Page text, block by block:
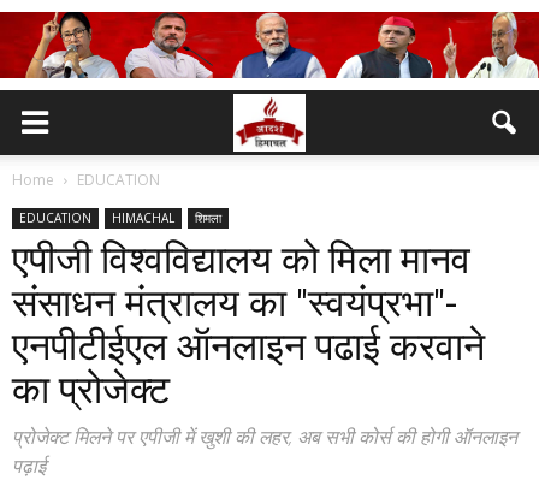
Home EDUCATION
EDUCATION HIMACHAL शिमला
एपीजी विश्वविद्यालय को मिला मानव
संसाधन मंत्रालय का "स्वयंप्रभा"-
एनपीटीईएल ऑनलाइन पढाई करवाने
का प्रोजेक्ट
प्रोजेक्ट मिलने पर एपीजी में खुशी की लहर, अब सभी कोर्स की होगी ऑनलाइन
पढ़ाई